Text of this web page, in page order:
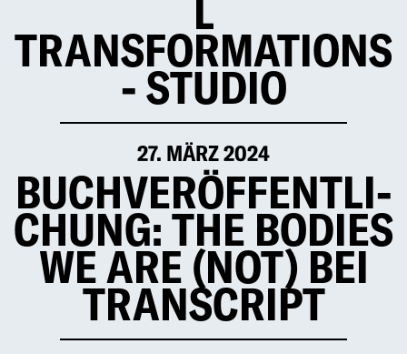
L
TRANSFORMATIONS
- STUDIO
27. MÄRZ 2024
BUCH­VER­ÖF­FENT­LI­
CHUNG: THE BODIES
WE ARE (NOT) BEI
TRANSCRIPT